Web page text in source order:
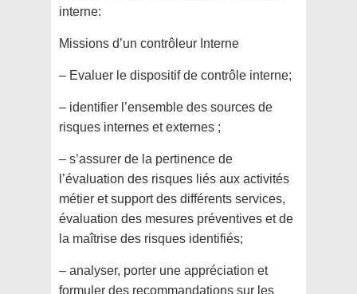
interne:
Missions d’un contrôleur Interne
– Evaluer le dispositif de contrôle interne;
– identifier l’ensemble des sources de
risques internes et externes ;
– s’assurer de la pertinence de
l’évaluation des risques liés aux activités
métier et support des différents services,
évaluation des mesures préventives et de
la maîtrise des risques identifiés;
– analyser, porter une appréciation et
formuler des recommandations sur les